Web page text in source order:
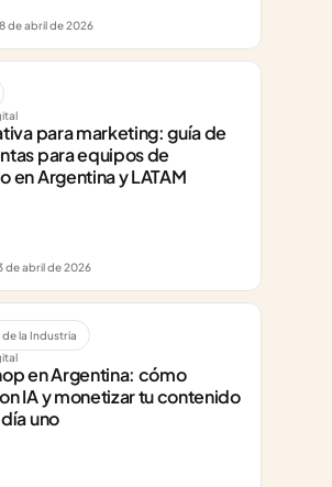
de abril de 2026
para marketing: guía de
para equipos de
en Argentina y LATAM
de abril de 2026
de la Industria
en Argentina: cómo
IA y monetizar tu contenido
uno